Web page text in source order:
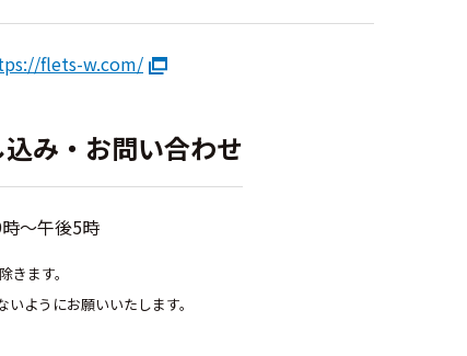
flets-w.com/
込み・お問い合わせ
～午後5時
ます。
ようにお願いいたします。